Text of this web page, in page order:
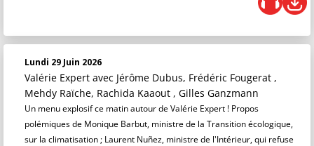
Lundi 29 Juin 2026
Valérie Expert avec Jérôme Dubus, Frédéric Fougerat ,
Mehdy Raïche, Rachida Kaaout , Gilles Ganzmann
Un menu explosif ce matin autour de Valérie Expert ! Propos
polémiques de Monique Barbut, ministre de la Transition écologique,
sur la climatisation ; Laurent Nuñez, ministre de l'Intérieur, qui refuse